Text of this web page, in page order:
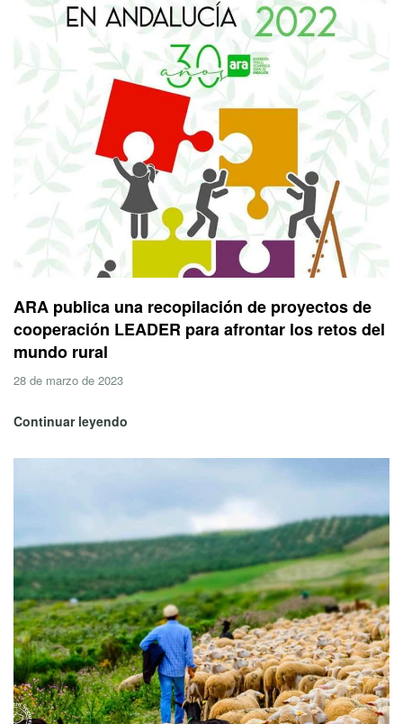
ARA publica una recopilación de proyectos de
cooperación LEADER para afrontar los retos del
mundo rural
28 de marzo de 2023
Continuar leyendo